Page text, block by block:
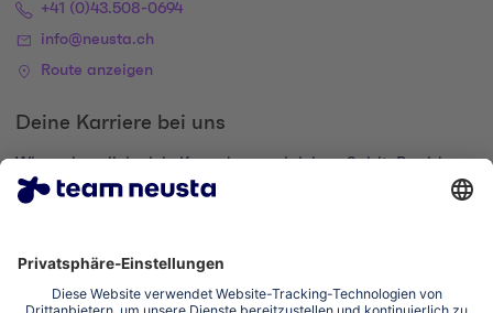
+41 (0)43.508-0694
info@neusta.ch
Route anzeigen
Deine Karriere bei uns
Wir suchen dich, dein Know-how und deinen Spirit. Bewirb
dich und komm zur digital family.
Zum Karriere-Portal